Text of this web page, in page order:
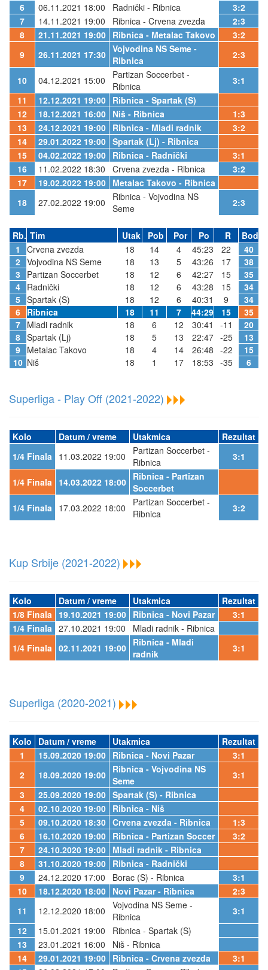
6
06.11.2021 18:00 Radnički - Ribnica
3:2
7
14.11.2021 19:00 Ribnica - Crvena zvezda
2:3
8
21.11.2021 19:00 Ribnica - Metalac Takovo
3:2
9
26.11.2021 17:30 Vojvodina NS Seme -
Ribnica
2:3
10 04.12.2021 15:00
Partizan Soccerbet -
Ribnica
3:1
11
12.12.2021 19:00 Ribnica - Spartak (S)
12
18.12.2021 16:00 Niš - Ribnica
1:3
13
24.12.2021 19:00 Ribnica - Mladi radnik
3:2
14
29.01.2022 19:00 Spartak (Lj) - Ribnica
15
04.02.2022 19:00 Ribnica - Radnički
3:1
16
11.02.2022 18:30 Crvena zvezda - Ribnica
3:2
17
19.02.2022 19:00 Metalac Takovo - Ribnica
18
27.02.2022 19:00
Ribnica - Vojvodina NS
Seme
2:3
Rb. Tim Utak Pob Por Po R
Bod
1
Crvena zvezda 18 14 4 45:23 22
40
2 Vojvodina NS Seme 18 13 5 43:26 17
38
3
Partizan Soccerbet 18 12 6 42:27 15
35
4 Radnički 18 12 6 43:28 15
34
5 Spartak (S) 18 12 6 40:31 9
34
6 Ribnica 18 11 7 44:29 15
35
7 Mladi radnik 18 6 12 30:41 -11
20
8 Spartak (Lj) 18 5 13 22:47 -25
13
9 Metalac Takovo 18 4 14 26:48 -22
15
10 Niš 18 1 17 18:53 -35 6
Superliga - Play Off (2021-2022)
Kolo Datum / vreme Utakmica
Rezultat
1/4 Finala 11.03.2022 19:00
Partizan Soccerbet -
Ribnica
3:1
1/4 Finala 14.03.2022 18:00 Ribnica - Partizan
Soccerbet
1/4 Finala 17.03.2022 18:00
Partizan Soccerbet -
Ribnica
3:2
Kup Srbije (2021-2022)
Kolo Datum / vreme Utakmica
Rezultat
1/8 Finala 19.10.2021 19:00 Ribnica - Novi Pazar
3:1
1/4 Finala 27.10.2021 19:00
Mladi radnik - Ribnica
1/4 Finala 02.11.2021 19:00 Ribnica - Mladi
radnik
3:1
Superliga (2020-2021)
Kolo Datum / vreme Utakmica
Rezultat
1
15.09.2020 19:00 Ribnica - Novi Pazar
3:1
2
18.09.2020 19:00 Ribnica - Vojvodina NS
Seme
3:1
3
25.09.2020 19:00 Spartak (S) - Ribnica
4
02.10.2020 19:00 Ribnica - Niš
5
09.10.2020 18:30 Crvena zvezda - Ribnica
1:3
6
16.10.2020 19:00 Ribnica - Partizan Soccer
3:2
7
24.10.2020 19:00 Mladi radnik - Ribnica
8
31.10.2020 19:00 Ribnica - Radnički
9
24.12.2020 17:00 Borac (S) - Ribnica
3:1
10
18.12.2020 18:00 Novi Pazar - Ribnica
2:3
11
12.12.2020 18:00
Vojvodina NS Seme -
Ribnica
3:1
12
15.01.2021 19:00
Ribnica - Spartak (S)
13
23.01.2021 16:00
Niš - Ribnica
14
29.01.2021 19:00 Ribnica - Crvena zvezda
3:1